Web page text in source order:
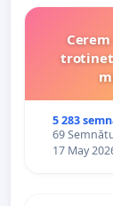
5 283
69
17 May